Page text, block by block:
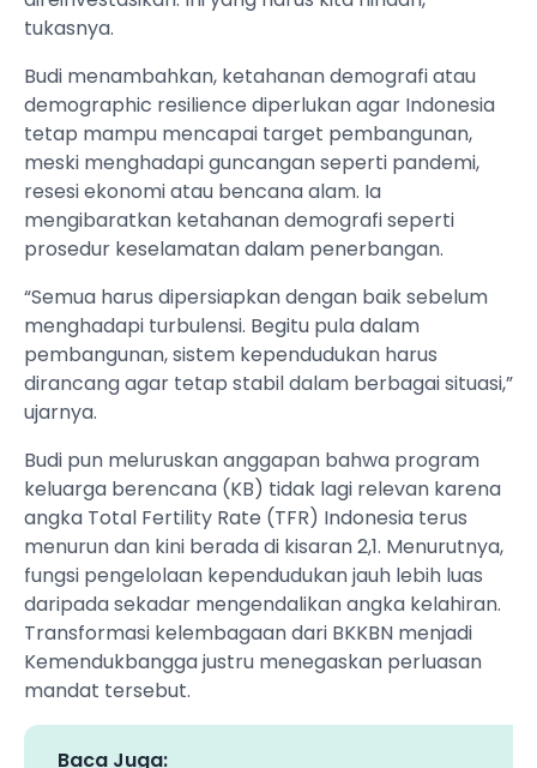
tukasnya.
Budi menambahkan, ketahanan demografi atau
demographic resilience diperlukan agar Indonesia
tetap mampu mencapai target pembangunan,
meski menghadapi guncangan seperti pandemi,
resesi ekonomi atau bencana alam. Ia
mengibaratkan ketahanan demografi seperti
prosedur keselamatan dalam penerbangan.
“Semua harus dipersiapkan dengan baik sebelum
menghadapi turbulensi. Begitu pula dalam
pembangunan, sistem kependudukan harus
dirancang agar tetap stabil dalam berbagai situasi,”
ujarnya.
Budi pun meluruskan anggapan bahwa program
keluarga berencana (KB) tidak lagi relevan karena
angka Total Fertility Rate (TFR) Indonesia terus
menurun dan kini berada di kisaran 2,1. Menurutnya,
fungsi pengelolaan kependudukan jauh lebih luas
daripada sekadar mengendalikan angka kelahiran.
Transformasi kelembagaan dari BKKBN menjadi
Kemendukbangga justru menegaskan perluasan
mandat tersebut.
Baca Juga: